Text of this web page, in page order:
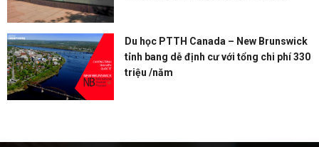
Du học PTTH Canada – New Brunswick
tỉnh bang dễ định cư với tổng chi phí 330
triệu /năm